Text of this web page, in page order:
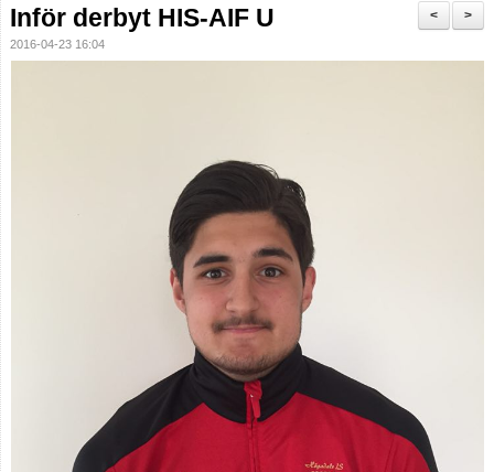
Nyheter
Nyförvärv och Förluster
>
<
Inför derbyt HIS-AIF U
2016-04-23 16:04